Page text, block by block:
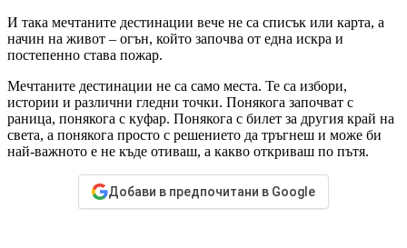
И така мечтаните дестинации вече не са списък или карта, а
начин на живот – огън, който започва от една искра и
постепенно става пожар.
Мечтаните дестинации не са само места. Те са избори,
истории и различни гледни точки. Понякога започват с
раница, понякога с куфар. Понякога с билет за другия край на
света, а понякога просто с решението да тръгнеш и може би
най-важното е не къде отиваш, а какво откриваш по пътя.
Добави в предпочитани в Google